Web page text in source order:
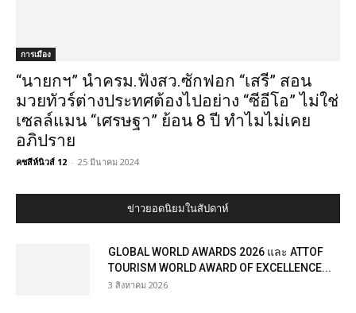
การเมือง
“นายกฯ” นำครม.ฟังสว.ซักฟอก “เสรี” สอน
มวยทัวร์ต่างประทศต้องไปอย่าง “ซีอีโอ” ไม่ใช่
เซลล์แมน “เศรษฐา” ย้อน 8 ปี ทำไมไม่เคย
อภิปราย
คชสีห์นิวส์ 12 - 25 มีนาคม 2024
ข่าวยอดนิยมในสัปดาห์
GLOBAL WORLD AWARDS 2026 และ ATTOF
TOURISM WORLD AWARD OF EXCELLENCE...
3 สิงหาคม 2026